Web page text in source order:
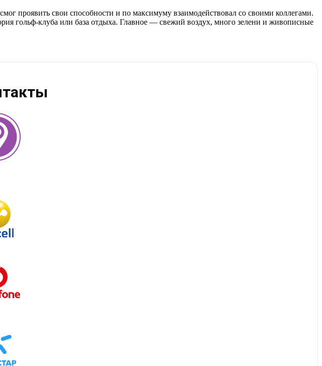
проявить свои способности и по максимуму взаимодействовал со своими коллегами.
гольф-клуба или база отдыха. Главное — свежий воздух, много зелени и живописные